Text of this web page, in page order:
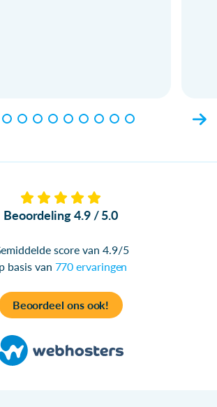
Beoordeling 4.9 / 5.0
score van 4.9/5
basis van 770 ervaringen
Beoordeel ons ook!